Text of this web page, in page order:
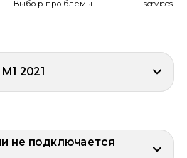
Выбор проблемы services
2021
не подключается